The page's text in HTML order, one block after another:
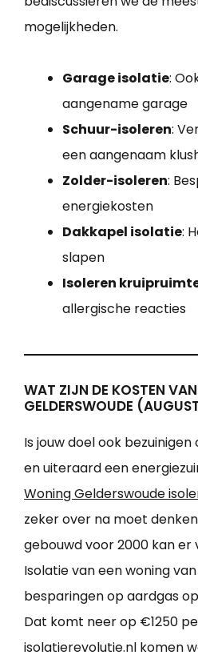
mogelijkheden.
Garage isolatie:
aangename garage
Schuur-isoleren:
een aangenaam
Zolder-isoleren:
energiekosten
Dakkapel isolatie:
slapen
Isoleren
allergische reacties
WAT ZIJN DE KOSTEN VAN
GELDERSWOUDE
Is jouw doel ook
en uiteraard een
Woning Gelderswoude
zeker over na moet
gebouwd voor 2000 kan er
Isolatie van een woning
besparingen op aardgas
Dat komt neer op €1250
isolatierevolutie.nl komen